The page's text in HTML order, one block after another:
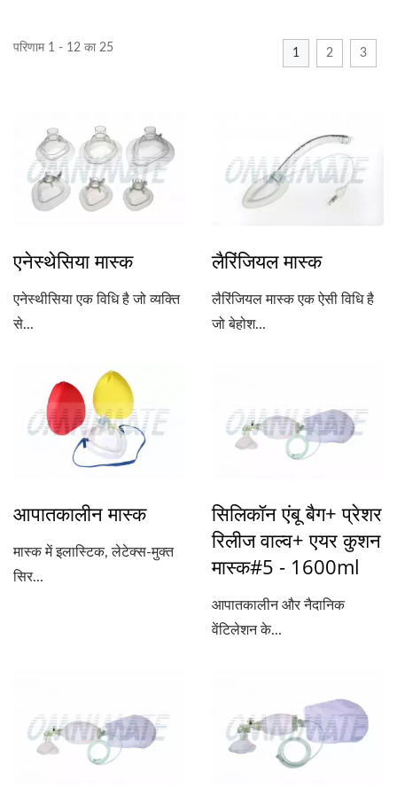
परिणाम 1 - 12 का 25 1 2 3
एनेस्थेसिया मास्क
एनेस्थीसिया एक विधि है जो व्यक्ति
से...
लैरिंजियल मास्क
लैरिंजियल मास्क एक ऐसी विधि है
जो बेहोश...
आपातकालीन मास्क
मास्क में इलास्टिक, लेटेक्स-मुक्त
सिर...
सिलिकॉन एंबू बैग+ प्रेशर
रिलीज वाल्व+ एयर कुशन
मास्क#5 - 1600ml
आपातकालीन और नैदानिक
वेंटिलेशन के...